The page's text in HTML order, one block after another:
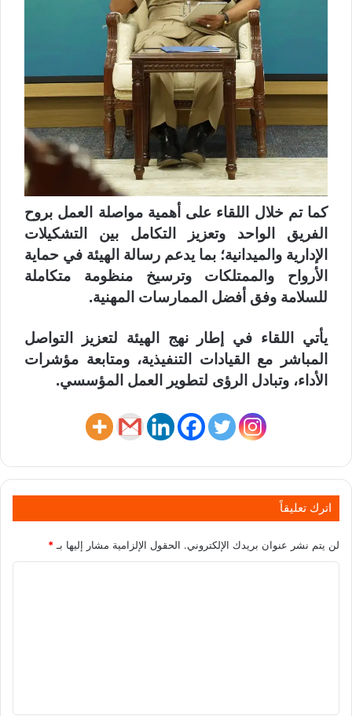
كما تم خلال اللقاء على أهمية مواصلة العمل بروح
الفريق الواحد وتعزيز التكامل بين التشكيلات
الإدارية والميدانية؛ بما يدعم رسالة الهيئة في حماية
الأرواح والممتلكات وترسيخ منظومة متكاملة
للسلامة وفق أفضل الممارسات المهنية.
يأتي اللقاء في إطار نهج الهيئة لتعزيز التواصل
المباشر مع القيادات التنفيذية، ومتابعة مؤشرات
الأداء، وتبادل الرؤى لتطوير العمل المؤسسي.
اترك تعليقاً
لن يتم نشر عنوان بريدك الإلكتروني. الحقول الإلزامية مشار إليها بـ*